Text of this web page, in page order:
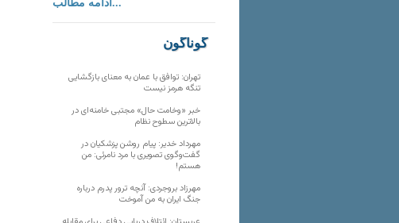
ادامه مطالب...
گوناگون
تهران: توافق با عمان به معنای بازگشایی
تنگه هرمز نیست
خبر «وخامت حال» مجتبی خامنه‌ای در
بالاترین سطوح نظام
مهرداد خدیر: پیام روشن پزشکیان در
گفت‌و‌گوی تصویری با مرد نامرئی: من
هستم!
مهرزاد بروجردی: آنچه ترور پدرم درباره
جنگ ایران به من آموخت